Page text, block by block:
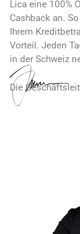
Lica eine 100%
Cashback an.
Ihrem
Vorteil. Jeden
in der Schweiz
Die